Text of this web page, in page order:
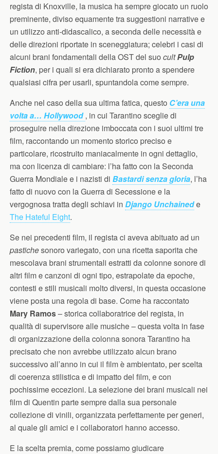
regista di Knoxville, la musica ha sempre giocato un ruolo
preminente, diviso equamente tra suggestioni narrative e
un utilizzo anti-didascalico, a seconda delle necessità e
delle direzioni riportate in sceneggiatura; celebri i casi di
alcuni brani fondamentali della OST del suo cultPulp
Fiction, per i quali si era dichiarato pronto a spendere
qualsiasi cifra per usarli, spuntandola come sempre.
Anche nel caso della sua ultima fatica, questo C’era una
volta a… Hollywood , in cui Tarantino sceglie di
proseguire nella direzione imboccata con i suoi ultimi tre
film, raccontando un momento storico preciso e
particolare, ricostruito maniacalmente in ogni dettaglio,
ma con licenza di cambiare: l’ha fatto con la Seconda
Guerra Mondiale e i nazisti di Bastardi senza gloria, l’ha
fatto di nuovo con la Guerra di Secessione e la
vergognosa tratta degli schiavi in Django Unchainede
The Hateful Eight.
Se nei precedenti film, il regista ci aveva abituato ad un
pastichesonoro variegato, con una ricetta saporita che
mescolava brani strumentali estratti da colonne sonore di
altri film e canzoni di ogni tipo, estrapolate da epoche,
contesti e stili musicali molto diversi, in questa occasione
viene posta una regola di base. Come ha raccontato
Mary Ramos– storica collaboratrice del regista, in
qualità di supervisore alle musiche – questa volta in fase
di organizzazione della colonna sonora Tarantino ha
precisato che non avrebbe utilizzato alcun brano
successivo all’anno in cui il film è ambientato, per scelta
di coerenza stilistica e di impatto del film, e con
pochissime eccezioni. La selezione dei brani musicali nei
film di Quentin parte sempre dalla sua personale
collezione di vinili, organizzata perfettamente per generi,
al quale gli amici e i collaboratori hanno accesso.
E la scelta premia, come possiamo giudicare